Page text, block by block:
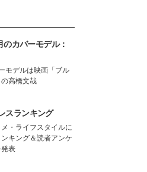
カバーモデル：
モデルは映画「ブル
高橋文哉
スランキング
・ライフスタイルに
キング＆読者アンケ
表